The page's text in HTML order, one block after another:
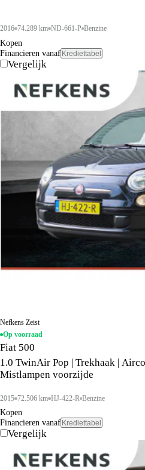
2016 74.289 km ND-661-P Benzine
Kopen
Financieren vanaf Krediettabel
Vergelijk
Nefkens Zeist
Op voorraad
Fiat 500
1.0 TwinAir Pop | Trekhaak |
Mistlampen voorzijde
2015 72.506 km HJ-422-R Benzine
Kopen
Financieren vanaf Krediettabel
Vergelijk